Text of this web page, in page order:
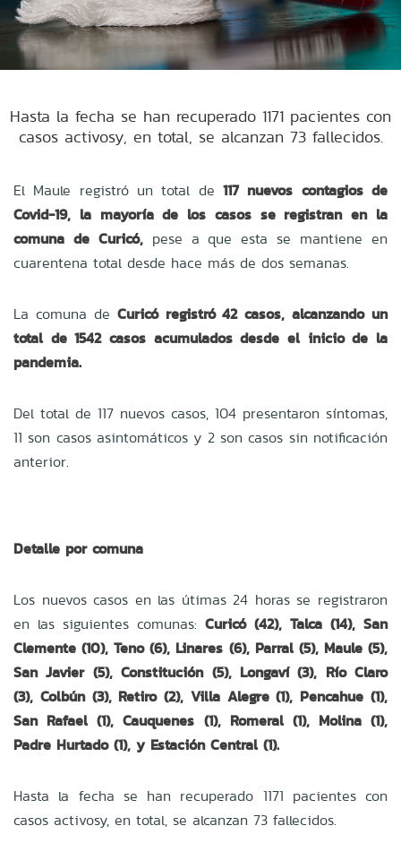
Hasta la fecha se han recuperado 1171 pacientes con
casos activosy, en total, se alcanzan 73 fallecidos.
El Maule registró un total de 117 nuevos contagios de
Covid-19, la mayoría de los casos se registran en la
comuna de Curicó,pese a que esta se mantiene en
cuarentena total desde hace más de dos semanas.
La comuna de Curicó registró 42 casos, alcanzando un
total de 1542 casos acumulados desde el inicio de la
pandemia.
Del total de 117 nuevos casos, 104 presentaron síntomas,
11 son casos asintomáticos y 2 son casos sin notificación
anterior.
Detalle por comuna
Los nuevos casos en las útimas 24 horas se registraron
en las siguientes comunas: Curicó (42), Talca (14), San
Clemente (10), Teno (6), Linares (6), Parral (5), Maule (5),
San Javier (5), Constitución (5), Longaví (3), Río Claro
(3), Colbún (3), Retiro (2), Villa Alegre (1), Pencahue (1),
San Rafael (1), Cauquenes (1), Romeral (1), Molina (1),
Padre Hurtado (1), y Estación Central (1).
Hasta la fecha se han recuperado 1171 pacientes con
casos activosy, en total, se alcanzan 73 fallecidos.